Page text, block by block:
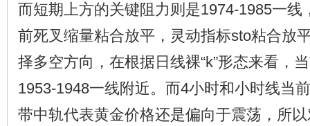
而短期上方的关键阻力则是1974-1985一线
前死叉缩量粘合放平，灵动指标sto粘合放
择多空方向，在根据日线裸“k”形态来看，
1953-1948一线附近。而4小时和小时线当
带中轨代表黄金价格还是偏向于震荡，所